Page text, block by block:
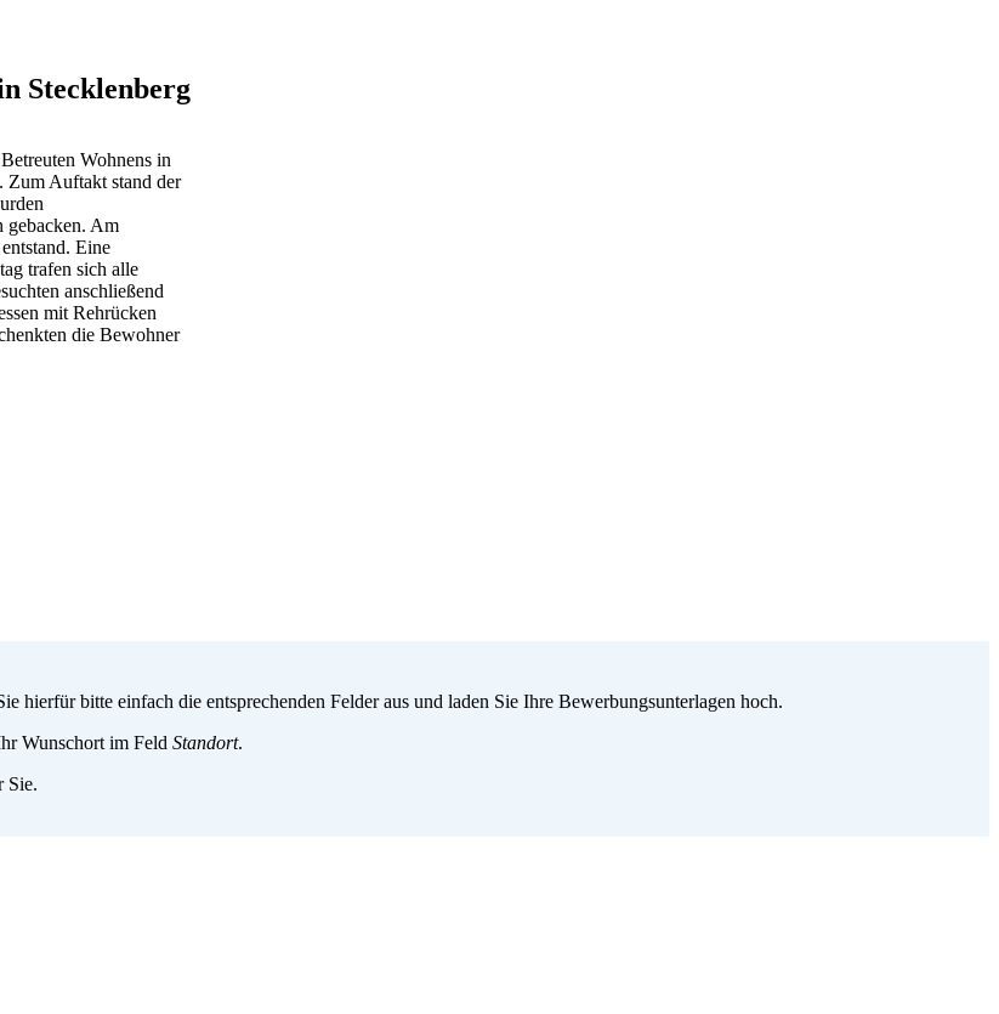
Stecklenberg
Wohnens in
Zum Auftakt stand der
gebacken. Am
Eine
trafen sich alle
anschließend
mit Rehrücken
die Bewohner
hierfür bitte einfach die entsprechenden Felder aus und laden Sie Ihre Bewerbungsunterlagen hoch.
Wunschort im Feld Standort.
Sie.